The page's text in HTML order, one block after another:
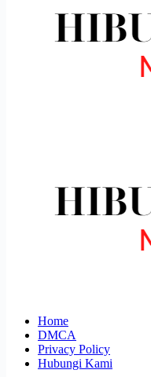
Home
DMCA
Privacy Policy
Hubungi Kami